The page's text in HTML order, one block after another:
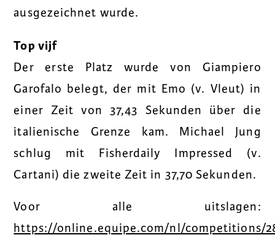
ausgezeichnet wurde.
Top vijf
Der erste Platz wurde von Giampiero
Garofalo belegt, der mit Emo (v. Vleut) in
einer Zeit von 37,43 Sekunden über die
italienische Grenze kam. Michael Jung
schlug mit Fisherdaily Impressed (v.
Cartani) die zweite Zeit in 37,70 Sekunden.
Voor alle uitslagen:
https://online.equipe.com/nl/competitions/